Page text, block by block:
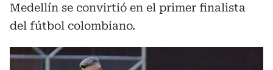
Medellín se convirtió en el primer finalista
del fútbol colombiano.